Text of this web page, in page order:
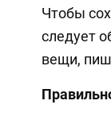
Чтобы
следует
вещи,